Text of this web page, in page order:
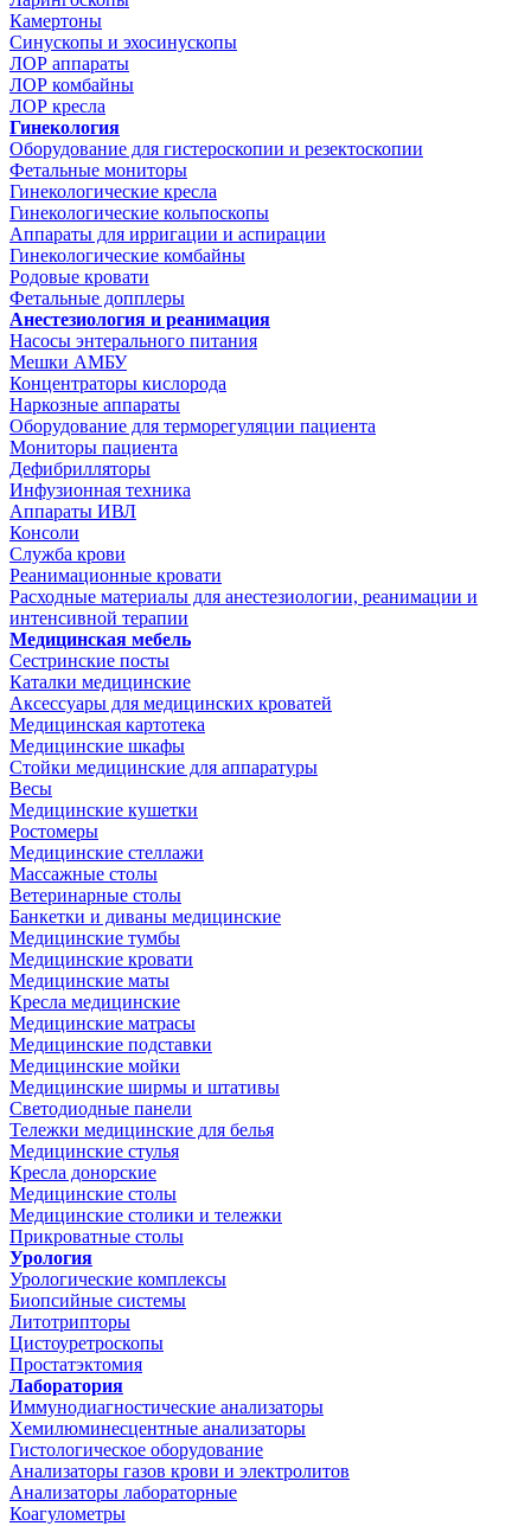
Камертоны
Синускопы и эхосинускопы
ЛОР аппараты
ЛОР комбайны
ЛОР кресла
Гинекология
Оборудование для гистероскопии и резектоскопии
Фетальные мониторы
Гинекологические кресла
Гинекологические кольпоскопы
Аппараты для ирригации и аспирации
Гинекологические комбайны
Родовые кровати
Фетальные допплеры
Анестезиология и реанимация
Насосы энтерального питания
Мешки АМБУ
Концентраторы кислорода
Наркозные аппараты
Оборудование для терморегуляции пациента
Мониторы пациента
Дефибрилляторы
Инфузионная техника
Аппараты ИВЛ
Консоли
Служба крови
Реанимационные кровати
Расходные материалы для анестезиологии, реанимации и
интенсивной терапии
Медицинская мебель
Сестринские посты
Каталки медицинские
Аксессуары для медицинских кроватей
Медицинская картотека
Медицинские шкафы
Стойки медицинские для аппаратуры
Весы
Медицинские кушетки
Ростомеры
Медицинские стеллажи
Массажные столы
Ветеринарные столы
Банкетки и диваны медицинские
Медицинские тумбы
Медицинские кровати
Медицинские маты
Кресла медицинские
Медицинские матрасы
Медицинские подставки
Медицинские мойки
Медицинские ширмы и штативы
Светодиодные панели
Тележки медицинские для белья
Медицинские стулья
Кресла донорские
Медицинские столы
Медицинские столики и тележки
Прикроватные столы
Урология
Урологические комплексы
Биопсийные системы
Литотрипторы
Цистоуретроскопы
Простатэктомия
Лаборатория
Иммунодиагностические анализаторы
Хемилюминесцентные анализаторы
Гистологическое оборудование
Анализаторы газов крови и электролитов
Анализаторы лабораторные
Коагулометры